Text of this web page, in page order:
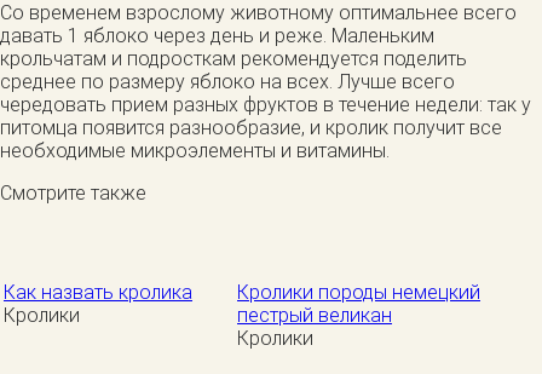
Со временем взрослому животному оптимальнее всего
давать 1 яблоко через день и реже. Маленьким
крольчатам и подросткам рекомендуется поделить
среднее по размеру яблоко на всех. Лучше всего
чередовать прием разных фруктов в течение недели: так у
питомца появится разнообразие, и кролик получит все
необходимые микроэлементы и витамины.
Смотрите также
Как назвать кролика
Кролики
Кролики породы немецкий
пестрый великан
Кролики